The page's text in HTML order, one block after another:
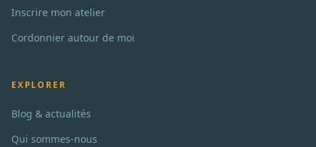
Inscrire mon atelier
Cordonnier autour de moi
EXPLORER
Blog & actualités
Qui sommes-nous